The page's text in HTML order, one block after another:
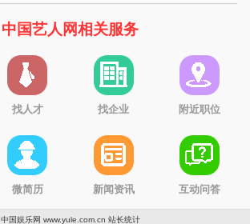
中国艺人网相关服务
找人才 找企业 附近职位
微简历 新闻资讯 互动问答
中国娱乐网 www.yule.com.cn 站长统计